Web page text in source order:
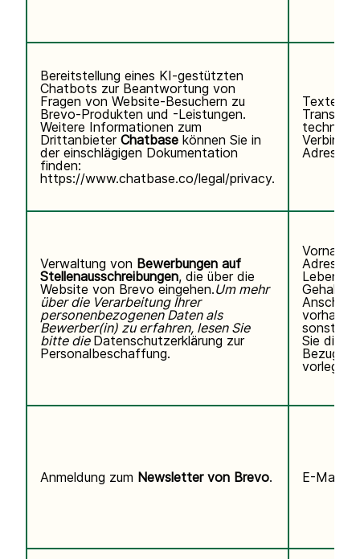
Bereitstellung eines KI-gestützten
Chatbots zur Beantwortung von
Fragen von Website-Besuchern zu
Brevo-Produkten und -Leistungen.
Weitere Informationen zum
Drittanbieter Chatbase können Sie in
der einschlägigen Dokumentation
finden:
https://www.chatbase.co/legal/privacy.
Adresse,
Verwaltung von Bewerbungen auf
Stellenausschreibungen, die über die
Website von Brevo eingehen.Um mehr
über die Verarbeitung Ihrer
personenbezogenen Daten als
Bewerber(in) zu erfahren, lesen Sie
bitte die Datenschutzerklärung zur
Personalbeschaffung.
Adresse,
Sie
Bezug
vorlegen.
Anmeldung zum Newsletter von Brevo. E-Mail-